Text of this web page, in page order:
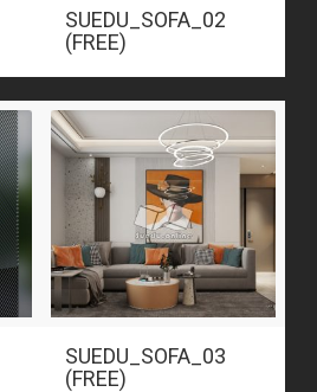
SUEDU_SOFA_02
(FREE)
SUEDU_SOFA_03
(FREE)